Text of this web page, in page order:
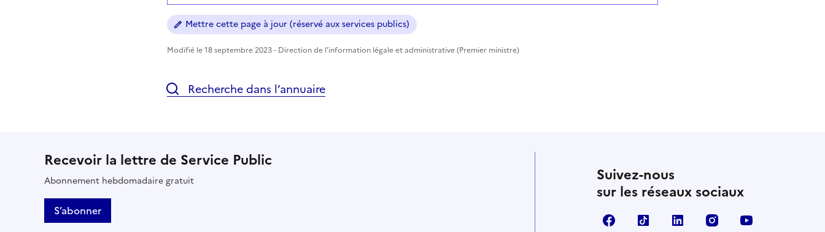
Mettre cette page à jour (réservé aux services publics)
Modifié le 18 septembre 2023 - Direction de l'information légale et administrative (Premier ministre)
Recherche dans l’annuaire
Recevoir la lettre de Service Public
Abonnement hebdomadaire gratuit
S’abonner
Suivez-nous
sur les réseaux sociaux
FacebookTikTok LinkedIn Instagram